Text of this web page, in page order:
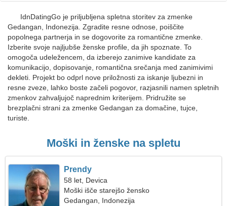
IdnDatingGo je priljubljena spletna storitev za zmenke
Gedangan, Indonezija. Zgradite resne odnose, poiščite
popolnega partnerja in se dogovorite za romantične zmenke.
Izberite svoje najljubše ženske profile, da jih spoznate. To
omogoča udeležencem, da izberejo zanimive kandidate za
komunikacijo, dopisovanje, romantična srečanja med zanimivimi
dekleti. Projekt bo odprl nove priložnosti za iskanje ljubezni in
resne zveze, lahko boste začeli pogovor, razjasnili namen spletnih
zmenkov zahvaljujoč naprednim kriterijem. Pridružite se
brezplačni strani za zmenke Gedangan za domačine, tujce,
turiste.
Moški in ženske na spletu
Prendy
58 let, Devica
Moški išče starejšo žensko
Gedangan, Indonezija